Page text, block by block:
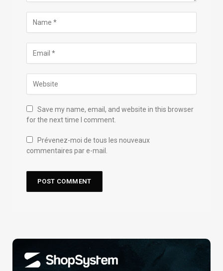
Save my name, email, and website in this browser
for the next time I comment.
Prévenez-moi de tous les nouveaux
commentaires par e-mail.